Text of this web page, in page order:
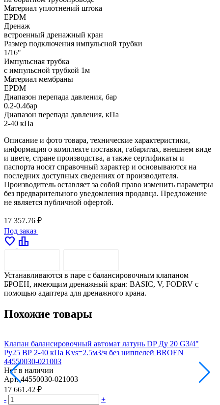
Материал уплотнений штока
EPDM
Дренаж
встроенный дренажный кран
Размер подключения импульсной трубки
1/16"
Импульсная трубка
с импульсной трубкой 1м
Материал мембраны
EPDM
Диапазон перепада давления, бар
0.2-0.4бар
Диапазон перепада давления, кПа
2-40 кПа
Описание и фото товара, технические характеристики,
информация о комплекте поставки, габаритах, внешнем виде
и цвете, стране производства, а также сертификаты и
паспорта носят справочный характер и основываются на
последних доступных сведениях от производителя.
Производитель оставляет за собой право изменить параметры
без предварительного уведомления продавца. Предложение
не является публичной офертой.
17 357.76 ₽
Под заказ
favorite leaderboard
Устанавливаются в паре с балансировочным клапаном
БРОЕН, имеющим дренажный кран: BASIC, V, FODRV с
помощью адаптера для дренажного крана.
Похожие товары
Клапан балансировочный автомат латунь DP Ду 20 G3/4"
Ру25 ВР 2-40 кПа Kvs=2.5м3/ч без ниппелей BROEN
44550030-021003
Нет в наличии
Арт. 44550030-021003
17 661.42 ₽
-
+